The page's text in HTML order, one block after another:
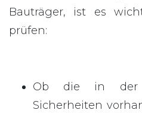
Bauträger, ist es
prüfen:
Ob die in der
Sicherheiten